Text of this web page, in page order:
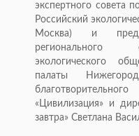
экспертного совета
Российский
Москва) и
регионального
экологического
палаты
«Цивилизация» и
завтра» Светлана